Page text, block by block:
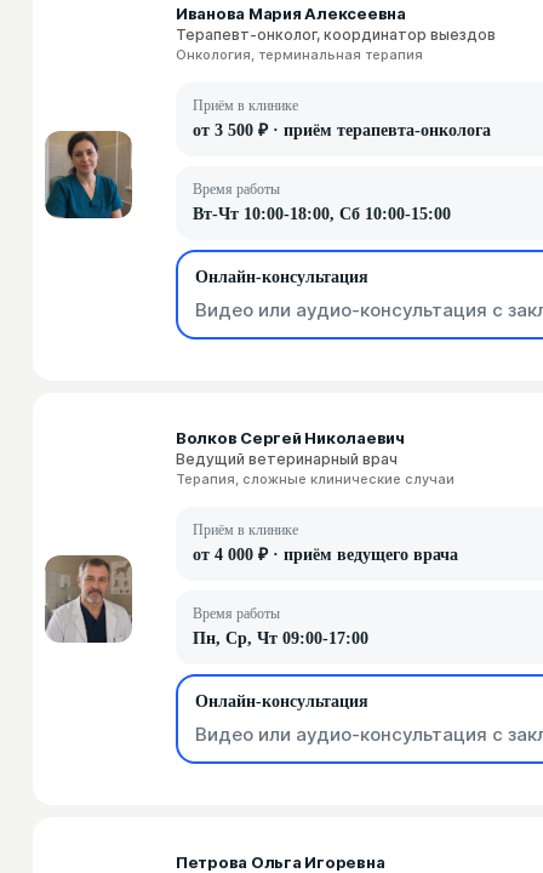
Иванова Мария Алексеевна
Терапевт-онколог, координатор выездов
Онкология, терминальная терапия
Приём в клинике
от 3 500 ₽ · приём терапевта-онколога
Время работы
Вт-Чт 10:00-18:00, Сб 10:00-15:00
Онлайн-консультация
Видео или аудио-консультация с
Волков Сергей Николаевич
Ведущий ветеринарный врач
Терапия, сложные клинические случаи
Приём в клинике
от 4 000 ₽ · приём ведущего врача
Время работы
Пн, Ср, Чт 09:00-17:00
Онлайн-консультация
Видео или аудио-консультация с
Петрова Ольга Игоревна